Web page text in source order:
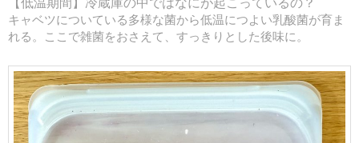
キャベツについている多様な菌から低温につよい乳酸菌が育ま
れる。ここで雑菌をおさえて、すっきりとした後味に。